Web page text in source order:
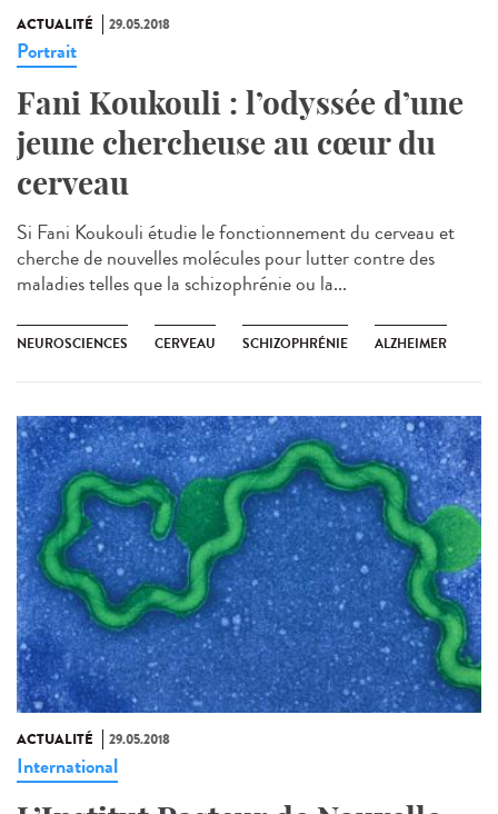
ACTUALITÉ 29.05.2018
Portrait
Fani Koukouli : l’odyssée d’une
jeune chercheuse au cœur du
cerveau
Si Fani Koukouli étudie le fonctionnement du cerveau et
cherche de nouvelles molécules pour lutter contre des
maladies telles que la schizophrénie ou la...
NEUROSCIENCES CERVEAU SCHIZOPHRÉNIE ALZHEIMER
ACTUALITÉ 29.05.2018
International